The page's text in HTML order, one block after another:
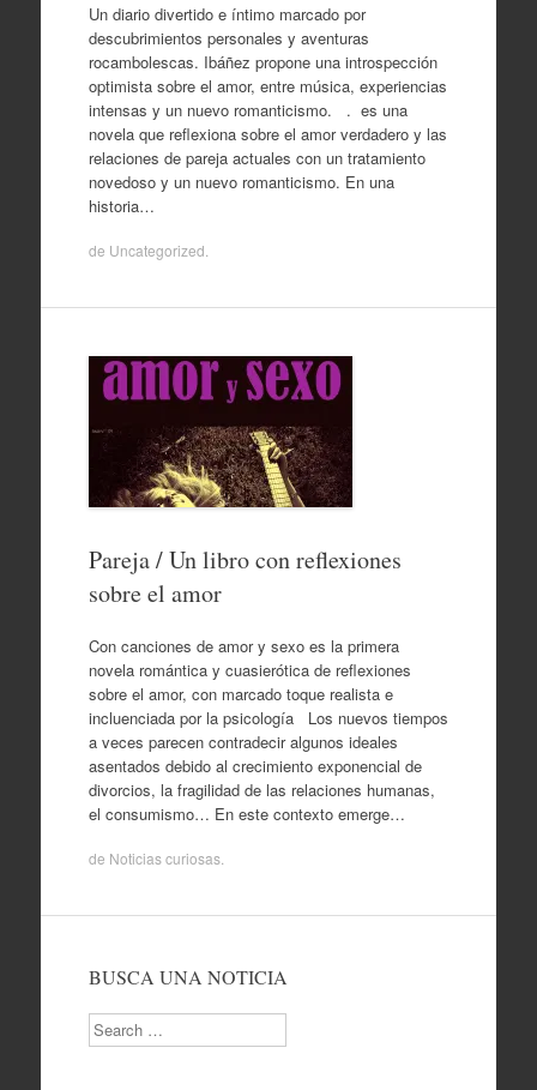
Un diario divertido e íntimo marcado por
descubrimientos personales y aventuras
rocambolescas. Ibáñez propone una introspección
optimista sobre el amor, entre música, experiencias
intensas y un nuevo romanticismo. . es una
novela que reflexiona sobre el amor verdadero y las
relaciones de pareja actuales con un tratamiento
novedoso y un nuevo romanticismo. En una
historia…
de Uncategorized
Pareja / Un libro con reflexiones
sobre el amor
Con canciones de amor y sexo es la primera
novela romántica y cuasierótica de reflexiones
sobre el amor, con marcado toque realista e
incluenciada por la psicología Los nuevos tiempos
a veces parecen contradecir algunos ideales
asentados debido al crecimiento exponencial de
divorcios, la fragilidad de las relaciones humanas,
el consumismo… En este contexto emerge…
de Noticias curiosas.
BUSCA UNA NOTICIA
Search